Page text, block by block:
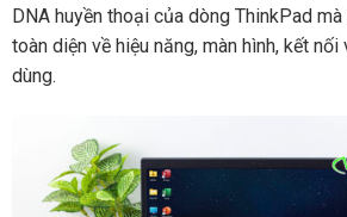
DNA huyền thoại của dòng ThinkPad
toàn diện về hiệu năng, màn hình, kết
dùng.